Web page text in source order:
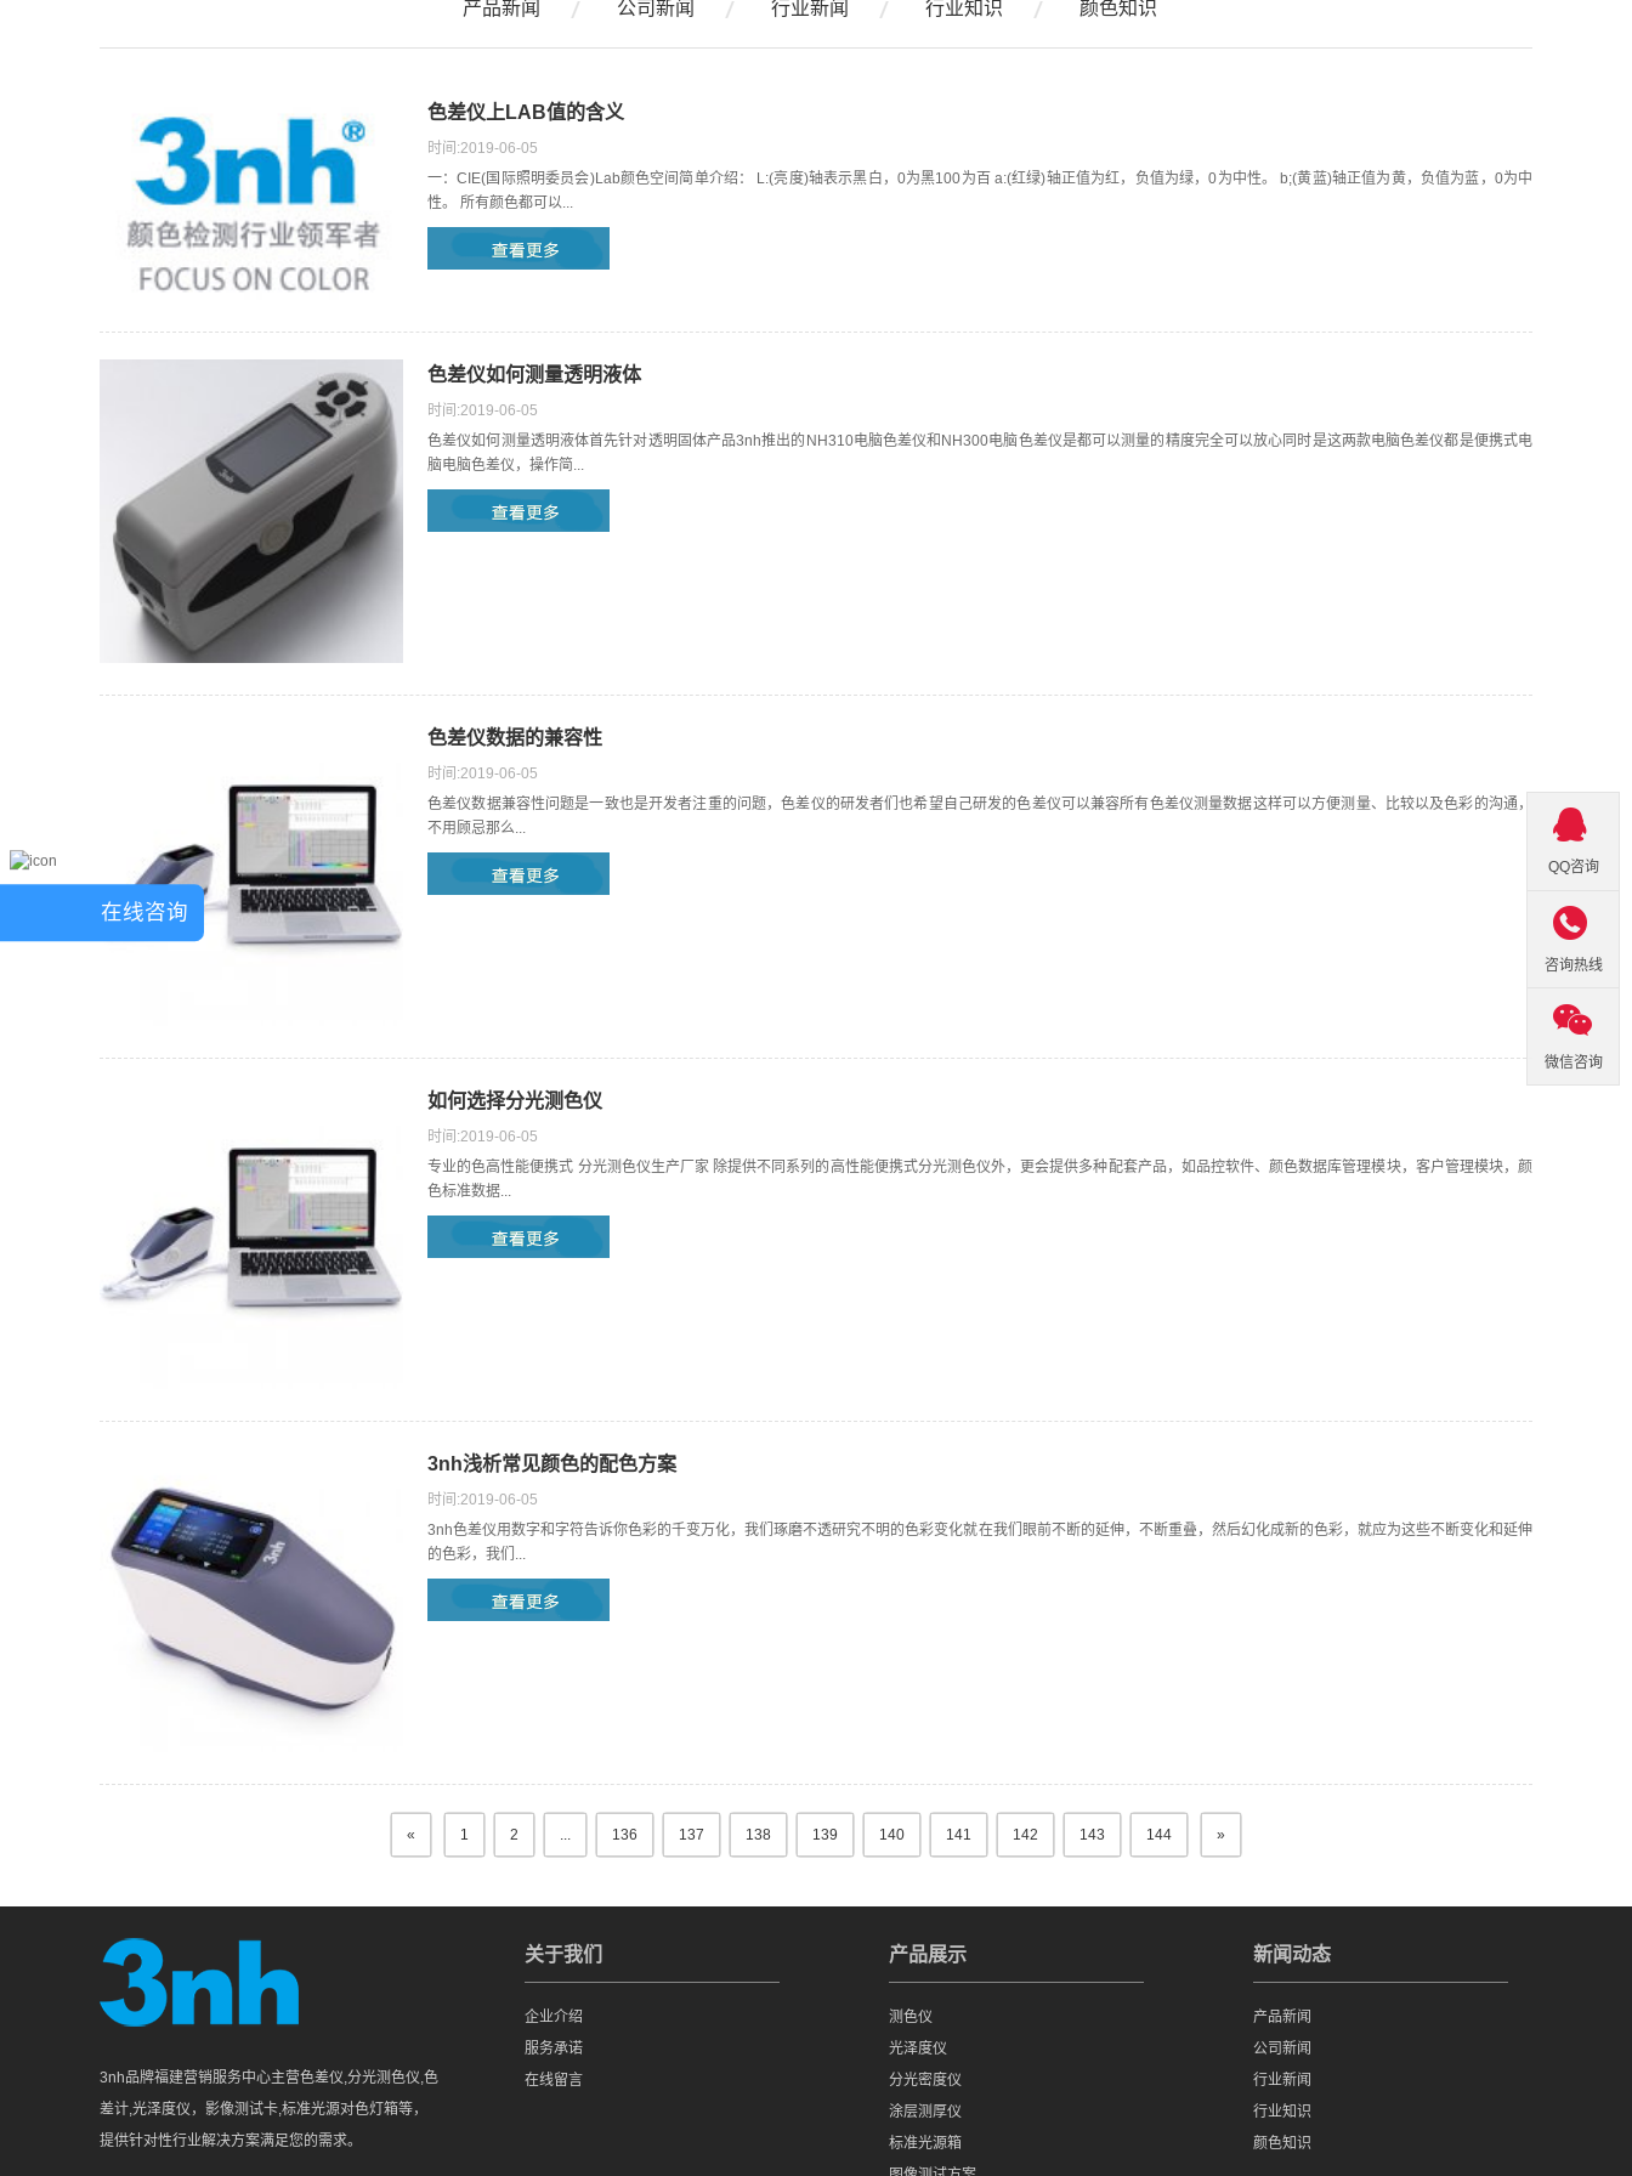
产品新闻 公司新闻 行业新闻 行业知识 颜色知识
色差仪上LAB值的含义
时间:2019-06-05
一：CIE(国际照明委员会)Lab颜色空间简单介绍： L:(亮度)轴表示黑白，0为黑100为百 a:(红绿)轴正值为红，负值为绿，0为中性。 b;(黄蓝)轴正值为黄，负值为蓝，0为中
性。 所有颜色都可以...
色差仪如何测量透明液体
时间:2019-06-05
色差仪如何测量透明液体首先针对透明固体产品3nh推出的NH310电脑色差仪和NH300电脑色差仪是都可以测量的精度完全可以放心同时是这两款电脑色差仪都是便携式电
脑电脑色差仪，操作简...
色差仪数据的兼容性
时间:2019-06-05
色差仪数据兼容性问题是一致也是开发者注重的问题，色差仪的研发者们也希望自己研发的色差仪可以兼容所有色差仪测量数据这样可以方便测量、比较以及色彩的沟通，
不用顾忌那么...
如何选择分光测色仪
时间:2019-06-05
专业的色高性能便携式 分光测色仪生产厂家 除提供不同系列的高性能便携式分光测色仪外，更会提供多种配套产品，如品控软件、颜色数据库管理模块，客户管理模块，颜
色标准数据...
3nh浅析常见颜色的配色方案
时间:2019-06-05
3nh色差仪用数字和字符告诉你色彩的千变万化，我们琢磨不透研究不明的色彩变化就在我们眼前不断的延伸，不断重叠，然后幻化成新的色彩，就应为这些不断变化和延伸
的色彩，我们...
« 1 2 136 137 138 139 140 141 142 143 144 »
3nh品牌福建营销服务中心主营色差仪,分光测色仪,色
差计,光泽度仪，影像测试卡,标准光源对色灯箱等，
提供针对性行业解决方案满足您的需求。
关于我们
企业介绍
服务承诺
在线留言
产品展示
测色仪
光泽度仪
分光密度仪
涂层测厚仪
标准光源箱
新闻动态
产品新闻
公司新闻
行业新闻
行业知识
颜色知识
QQ咨询

咨询热线
微信咨询
在线咨询